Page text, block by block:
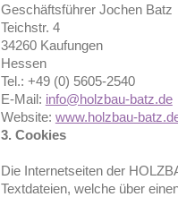
Geschäftsführer Jochen Batz
Teichstr. 4
34260 Kaufungen
Hessen
Tel.: +49 (0) 5605-2540
E-Mail: info@holzbau-batz.de
Website: www.holzbau-
3. Cookies
Die Internetseiten der
Textdateien, welche über